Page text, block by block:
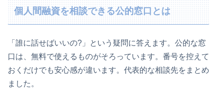
個人間融資を相談できる公的窓口とは
「誰に話せばいいの?」という疑問に答えます。公的な窓
口は、無料で使えるものがそろっています。番号を控えて
おくだけでも安心感が違います。代表的な相談先をまとめ
ました。